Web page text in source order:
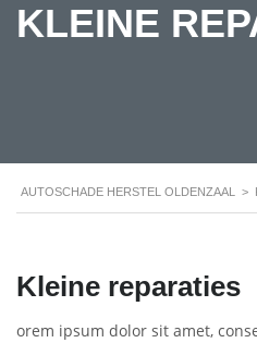
KLEINE
AUTOSCHADE HERSTEL OLDENZAAL >
Kleine reparaties
orem ipsum dolor sit amet,